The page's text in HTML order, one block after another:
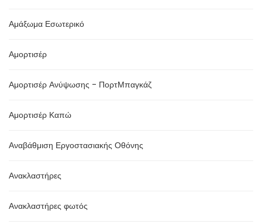
Αμάξωμα Εσωτερικό
Αμορτισέρ
Αμορτισέρ Ανύψωσης - ΠορτΜπαγκάζ
Αμορτισέρ Καπώ
Αναβάθμιση Εργοστασιακής Οθόνης
Ανακλαστήρες
Ανακλαστήρες φωτός